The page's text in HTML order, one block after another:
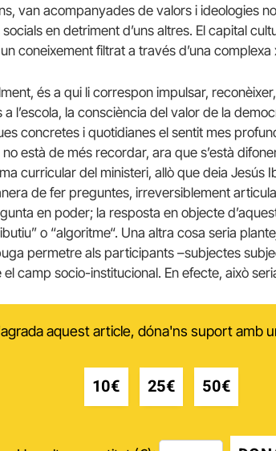
van acompanyades de valors i ideologies
en detriment d’uns altres. El capital
coneixement filtrat a través d’una
és a qui li correspon impulsar,
a l’escola, la consciència del valor de la
concretes i quotidianes el sentit mes
està de més recordar, ara que s’està
curricular del ministeri, allò que deia Jesús
de fer preguntes, irreversiblement
en poder; la resposta en objecte
o “algoritme“. Una altra cosa seria
permetre als participants –subjectes
camp socio-institucional. En efecte, això
aquest article, dóna'ns suport amb
10€ 25€ 50€